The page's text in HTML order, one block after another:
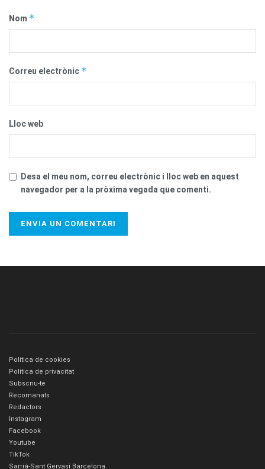
Nom *
Correu electrònic *
Lloc web
Desa el meu nom, correu electrònic i lloc web en aquest
navegador per a la pròxima vegada que comenti.
Política de cookies
Política de privacitat
Subscriu-te
Recomanats
Redactors
Instagram
Facebook
Youtube
TikTok
Sarrià-Sant Gervasi Barcelona